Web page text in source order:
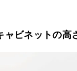
ャビネットの高